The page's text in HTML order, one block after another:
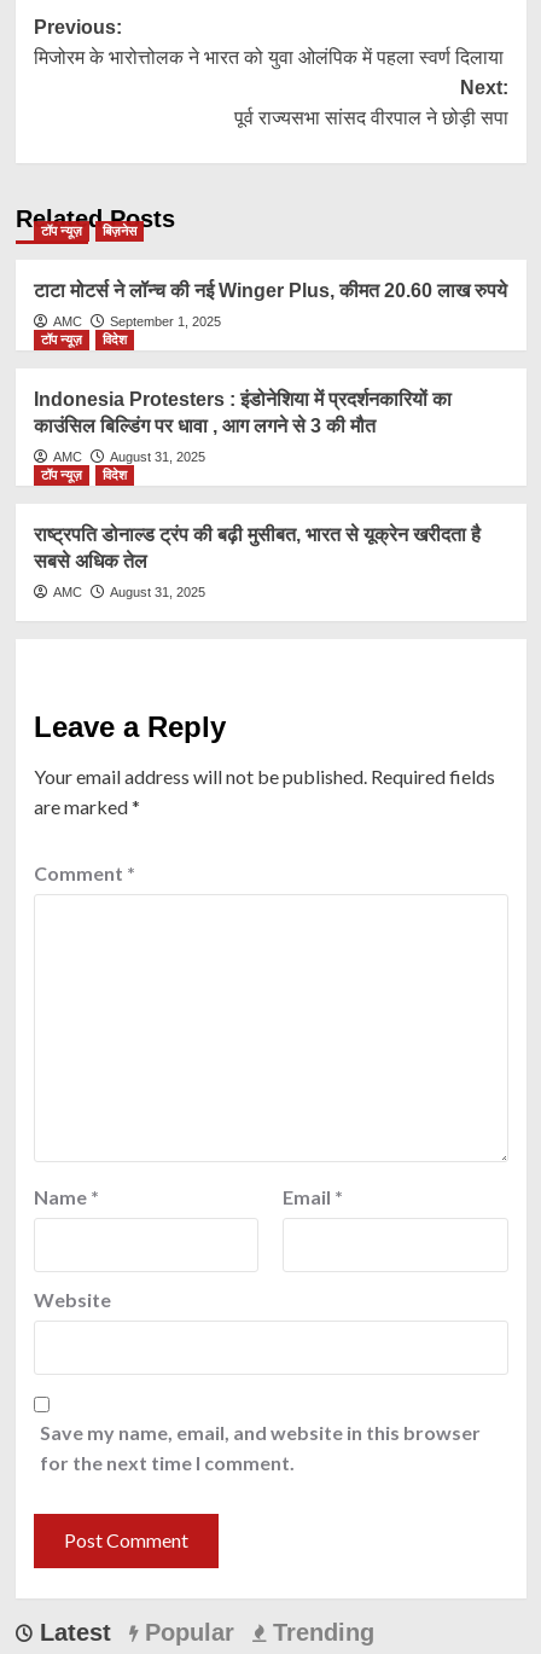
Post
navigation
Previous:
मिजोरम के भारोत्तोलक ने भारत को युवा ओलंपिक में पहला स्वर्ण दिलाया
Next:
पूर्व राज्यसभा सांसद वीरपाल ने छोड़ी सपा
Related Posts
टॉप न्यूज़ बिज़नेस
टाटा मोटर्स ने लॉन्च की नई Winger Plus, कीमत 20.60 लाख रुपये
AMC
September 1, 2025
टॉप न्यूज़
विदेश
Indonesia Protesters : इंडोनेशिया में प्रदर्शनकारियों का
काउंसिल बिल्डिंग पर धावा , आग लगने से 3 की मौत
AMC
August 31, 2025
टॉप न्यूज़
विदेश
राष्ट्रप​ति डोनाल्ड ट्रंप की बढ़ी मुसीबत, भारत से यूक्रेन खरीदता है
सबसे अधिक तेल
AMC August 31, 2025
Leave a Reply
Your email address will not be published. Required fields
are marked*
Comment *
Name * Email *
Website
Save my name, email, and website in this browser
for the next time I comment.
Latest Popular Trending